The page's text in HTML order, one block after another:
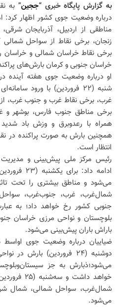
به گزارش پایگاه خبری “ججین” به
مناطقی از اردبیل، آذربایجان
زنجان، برخی نقاط از سواحل شمالی
برخی نقاط خراسان شمالی و
خراسان جنوبی و کرمان بارش‌های
او درباره وضعیت جوی هفته آینده
شنبه (۲۲ فروردین) با ورود
غرب، برخی نقاط غرب و جنوب غرب،
برخی مناطق جنوب فارس، بوشهر و
همراه با رعدوبرق و وزش باد
همچنین بارش به صورت پراکنده در
انتظار است.
رئیس مرکز ملی پیش‌بینی و
ادامه داد:
می‌شود و مناطق بیشتری را تحت
شمال‌غرب، غرب، جنوب‌غرب،
جنوبی کشور رخ خواهد داد؛ به
بلوچستان و نواحی مرزی خراسان
باراش باران پیش‌بینی می‌شود.
ضیاییان درباره وضعیت جوی اواسط
دوشنبه (۲۴ فروردین)
می‌شود؛ذبارش به جز
خواهد
شمال‌غرب، سواحل شمالی، شمال
می‌شود.